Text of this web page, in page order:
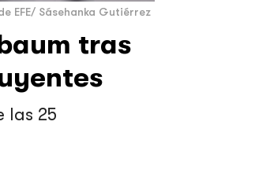
EFE/ Sásehanka Gutiérrez
tras
las 25